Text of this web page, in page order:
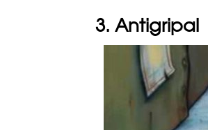
3. Antigripal